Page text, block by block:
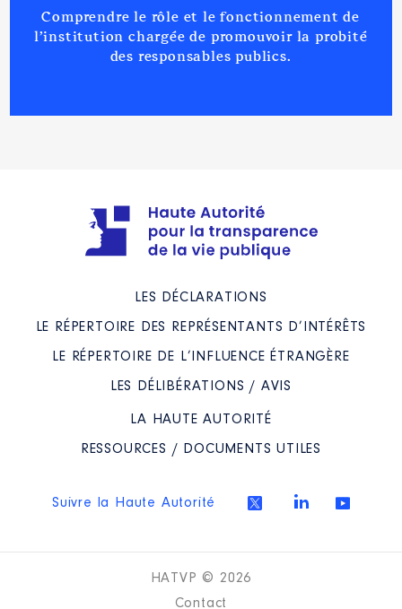
Comprendre le rôle et le fonctionnement de
l’institution chargée de promouvoir la probité
des responsables publics.
LES DÉCLARATIONS
LE RÉPERTOIRE DES REPRÉSENTANTS D’INTÉRÊTS
LE RÉPERTOIRE DE L’INFLUENCE ÉTRANGÈRE
LES DÉLIBÉRATIONS / AVIS
LA HAUTE AUTORITÉ
RESSOURCES / DOCUMENTS UTILES
Suivre la Haute Autorité
HATVP © 2026
Contact